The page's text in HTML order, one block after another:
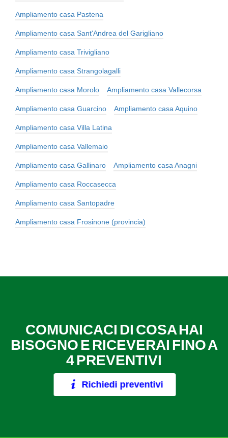
Ampliamento casa Pastena
Ampliamento casa Sant'Andrea del Garigliano
Ampliamento casa Trivigliano
Ampliamento casa Strangolagalli
Ampliamento casa Morolo Ampliamento casa Vallecorsa
Ampliamento casa Guarcino Ampliamento casa Aquino
Ampliamento casa Villa Latina
Ampliamento casa Vallemaio
Ampliamento casa Gallinaro Ampliamento casa Anagni
Ampliamento casa Roccasecca
Ampliamento casa Santopadre
Ampliamento casa Frosinone (provincia)
COMUNICACI DI COSA HAI
BISOGNO E RICEVERAI FINO A
4 PREVENTIVI
Richiedi preventivi